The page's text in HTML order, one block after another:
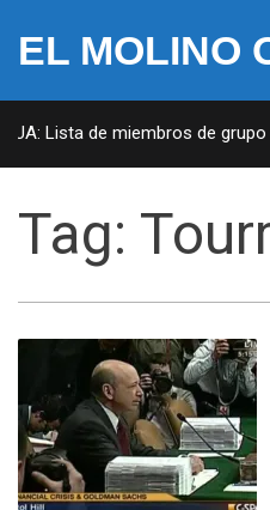
EL MOLINO
Lista de miembros de grupo
Tag: